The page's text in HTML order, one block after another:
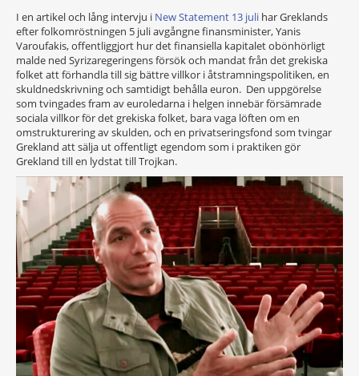
I en artikel och lång intervju i New Statement 13 juli har Greklands
efter folkomröstningen 5 juli avgångne finansminister, Yanis
Varoufakis, offentliggjort hur det finansiella kapitalet obönhörligt
malde ned Syrizaregeringens försök och mandat från det grekiska
folket att förhandla till sig bättre villkor i åtstramningspolitiken, en
skuldnedskrivning och samtidigt behålla euron. Den uppgörelse
som tvingades fram av euroledarna i helgen innebär försämrade
sociala villkor för det grekiska folket, bara vaga löften om en
omstrukturering av skulden, och en privatseringsfond som tvingar
Grekland att sälja ut offentligt egendom som i praktiken gör
Grekland till en lydstat till Trojkan.